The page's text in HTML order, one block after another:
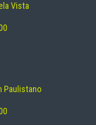
Vista
Paulistano